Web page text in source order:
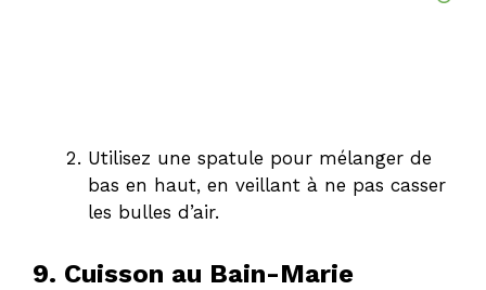
Utilisez une spatule pour mélanger de
bas en haut, en veillant à ne pas casser
les bulles d’air.
9. Cuisson au Bain-Marie